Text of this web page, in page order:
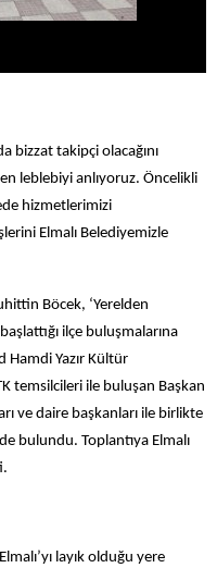
bizzat takipçi olacağını
leblebiyi anlıyoruz. Öncelikli
hizmetlerimizi
Elmalı Belediyemizle
Böcek, ‘Yerelden
ilçe buluşmalarına
Hamdi Yazır Kültür
temsilcileri ile buluşan Başkan
ve daire başkanları ile birlikte
bulundu. Toplantıya Elmalı
layık olduğu yere